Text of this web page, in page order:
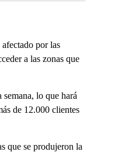
por las
a las zonas que
semana, lo que hará
de 12.000 clientes
que se produjeron la